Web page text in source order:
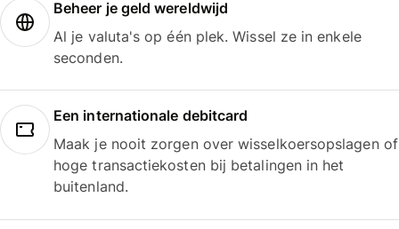
Beheer je geld wereldwijd
Al je valuta's op één plek. Wissel ze in enkele
seconden.
Een internationale debitcard
Maak je nooit zorgen over wisselkoersopslagen of
hoge transactiekosten bij betalingen in het
buitenland.